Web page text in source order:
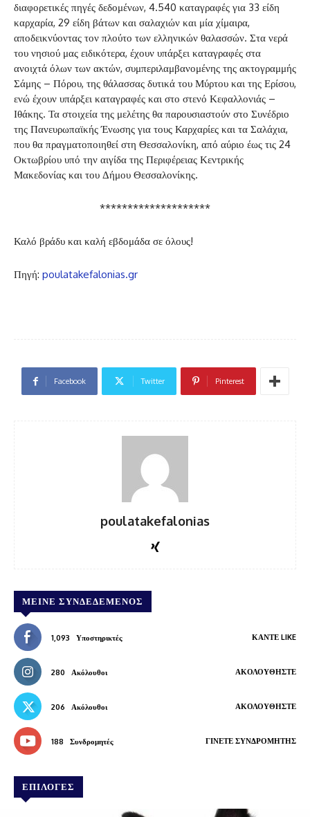
διαφορετικές πηγές δεδομένων, 4.540 καταγραφές για 33 είδη
καρχαρία, 29 είδη βάτων και σαλαχιών και μία χίμαιρα,
αποδεικνύοντας τον πλούτο των ελληνικών θαλασσών. Στα νερά
του νησιού μας ειδικότερα, έχουν υπάρξει καταγραφές στα
ανοιχτά όλων των ακτών, συμπεριλαμβανομένης της ακτογραμμής
Σάμης – Πόρου, της θάλασσας δυτικά του Μύρτου και της Ερίσου,
ενώ έχουν υπάρξει καταγραφές και στο στενό Κεφαλλονιάς –
Ιθάκης. Τα στοιχεία της μελέτης θα παρουσιαστούν στο Συνέδριο
της Πανευρωπαϊκής Ένωσης για τους Καρχαρίες και τα Σαλάχια,
που θα πραγματοποιηθεί στη Θεσσαλονίκη, από αύριο έως τις 24
Οκτωβρίου υπό την αιγίδα της Περιφέρειας Κεντρικής
Μακεδονίας και του Δήμου Θεσσαλονίκης.
********************
Καλό βράδυ και καλή εβδομάδα σε όλους!
Πηγή: poulatakefalonias.gr
Facebook Twitter Pinterest
poulatakefalonias
ΜΕΊΝΕ ΣΥΝΔΕΔΕΜΈΝΟΣ
1,093 Υποστηρικτές ΚΆΝΤΕ LIKE
280 Ακόλουθοι ΑΚΟΛΟΥΘΉΣΤΕ
206 Ακόλουθοι ΑΚΟΛΟΥΘΉΣΤΕ
188 Συνδρομητές ΓΊΝΕΤΕ ΣΥΝΔΡΟΜΗΤΉΣ
ΕΠΙΛΟΓΕΣ